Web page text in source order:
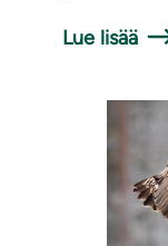
Lue lisää